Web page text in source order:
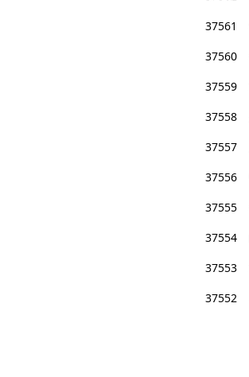
37561
37560
37559
37558
37557
37556
37555
37554
37553
37552